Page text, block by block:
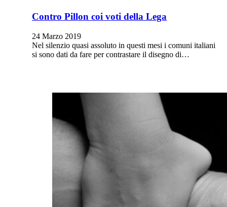
Contro Pillon coi voti della Lega
24 Marzo 2019
Nel silenzio quasi assoluto in questi mesi i comuni italiani
si sono dati da fare per contrastare il disegno di…